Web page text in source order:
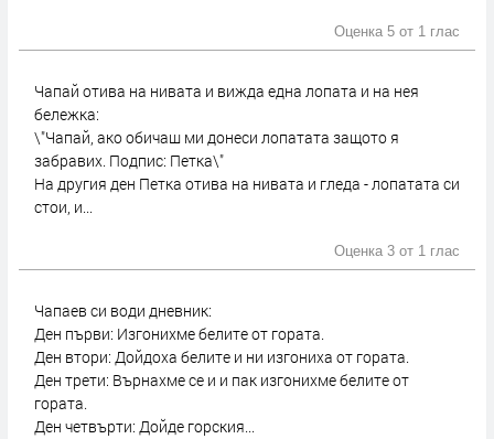
Оценка 5 от 1 глас
Чапай отива на нивата и вижда една лопата и на нея
бележка:
\"Чапай, ако обичаш ми донеси лопатата защото я
забравих. Подпис: Петка\"
На другия ден Петка отива на нивата и гледа - лопатата си
стои, и...
Оценка 3 от 1 глас
Чапаев си води дневник:
Ден първи: Изгонихме белите от гората.
Ден втори: Дойдоха белите и ни изгониха от гората.
Ден трети: Върнахме се и и пак изгонихме белите от
гората.
Ден четвърти: Дойде горския...